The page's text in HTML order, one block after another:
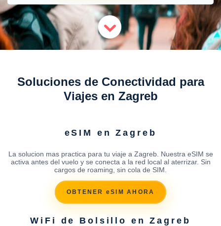
Soluciones de Conectividad para
Viajes en Zagreb
eSIM en Zagreb
La solucion mas practica para tu viaje a Zagreb. Nuestra eSIM se
activa antes del vuelo y se conecta a la red local al aterrizar. Sin
cargos de roaming, sin cola de SIM.
OBTENER eSIM AHORA
WiFi de Bolsillo en Zagreb